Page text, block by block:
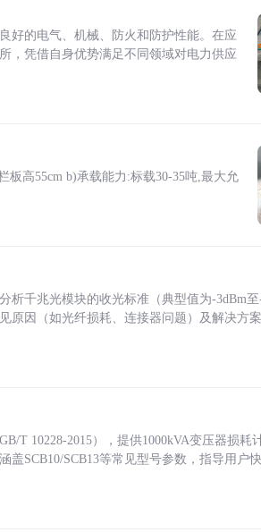
好的电气、机械、防火和防护性能。在应
，凭借自身优势满足不同领域对电力供应
板高55cm b)承载能力:标载30-35吨,最大允
千兆光模块的收光标准（典型值为-3dBm至
原因（如光纤损耗、连接器问题）及解决方
T 10228-2015），提供1000kVA变压器损耗
SCB10/SCB13等常见型号参数，指导用户